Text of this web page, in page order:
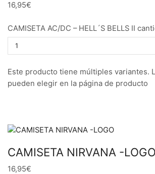
16,95€
CAMISETA AC/DC – HELL´S BELLS II
Este producto tiene múltiples variantes.
pueden elegir en la página de producto
CAMISETA NIRVANA -LOGO
16,95€